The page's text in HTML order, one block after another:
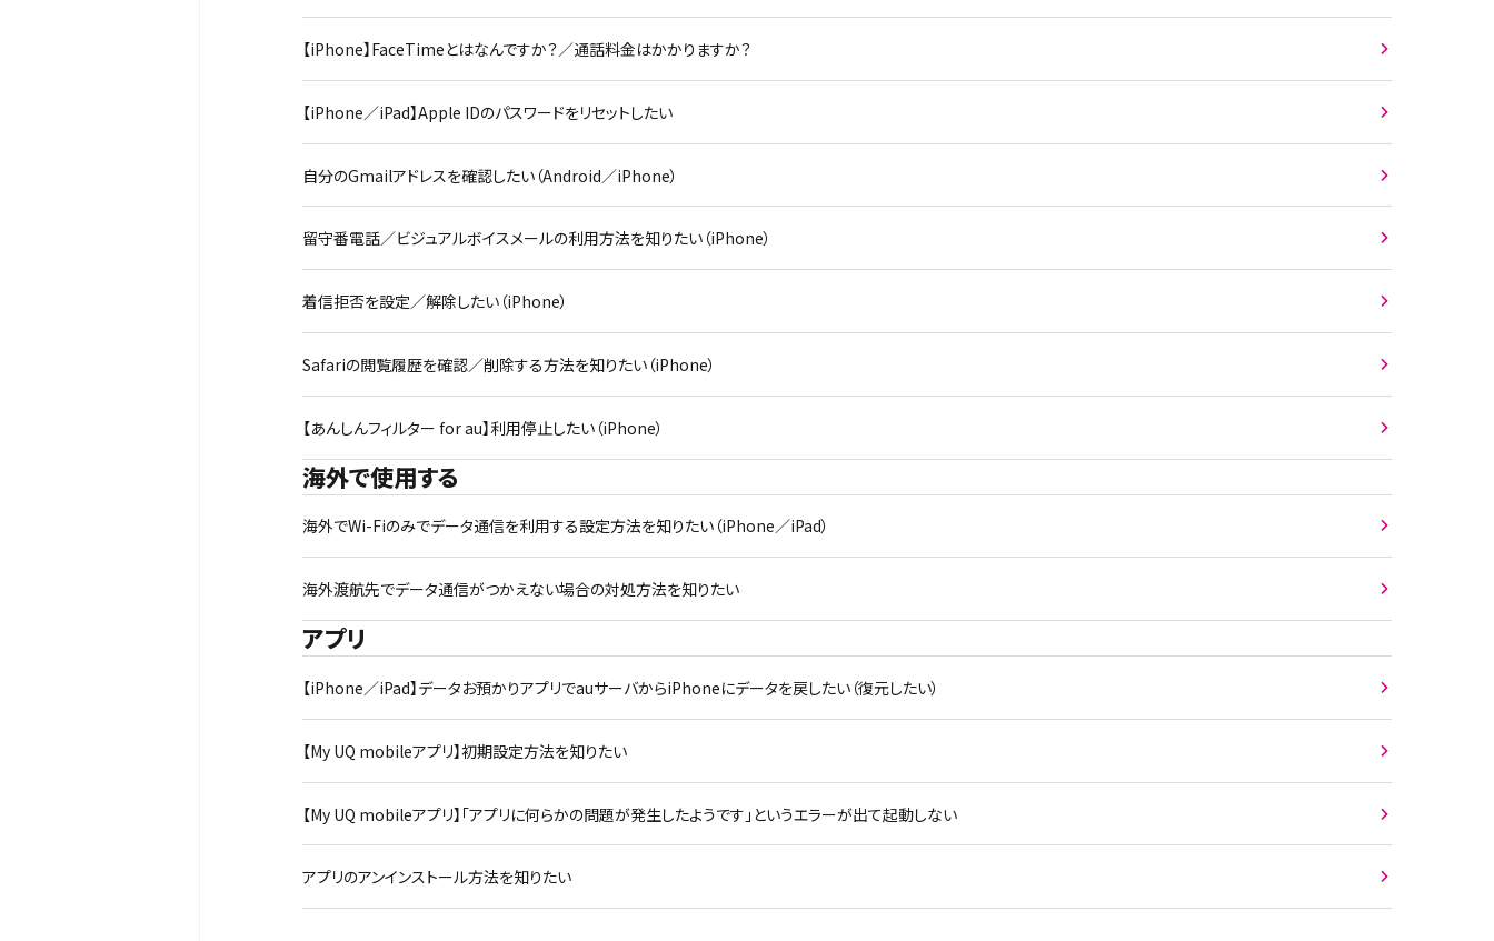
【iPhone】FaceTimeとはなんですか？／通話料金はかかりますか？
【iPhone／iPad】Apple IDのパスワードをリセットしたい
自分のGmailアドレスを確認したい（Android／iPhone）
留守番電話／ビジュアルボイスメールの利用方法を知りたい（iPhone）
着信拒否を設定／解除したい（iPhone）
Safariの閲覧履歴を確認／削除する方法を知りたい（iPhone）
【あんしんフィルター for au】利用停止したい（iPhone）
海外で使用する
海外でWi-Fiのみでデータ通信を利用する設定方法を知りたい（iPhone／iPad）
海外渡航先でデータ通信がつかえない場合の対処方法を知りたい
アプリ
【iPhone／iPad】データお預かりアプリでauサーバからiPhoneにデータを戻したい（復元したい）
【My UQ mobileアプリ】初期設定方法を知りたい
【My UQ mobileアプリ】「アプリに何らかの問題が発生したようです」というエラーが出て起動しない
アプリのアンインストール方法を知りたい